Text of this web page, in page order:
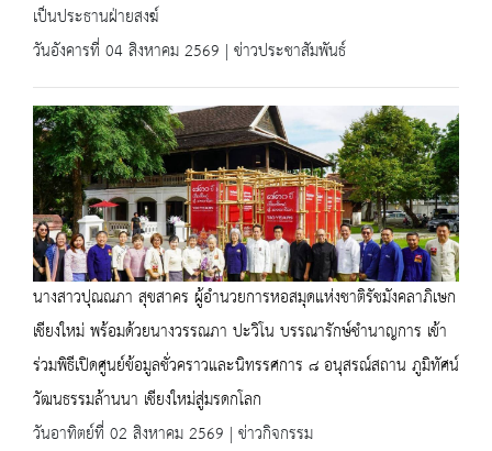
เป็นประธานฝ่ายสงฆ์
วันอังคารที่ 04 สิงหาคม 2569 | ข่าวประชาสัมพันธ์
นางสาวปุณณภา สุขสาคร ผู้อำนวยการหอสมุดแห่งชาติรัชมังคลาภิเษก
เชียงใหม่ พร้อมด้วยนางวรรณภา ปะวิโน บรรณารักษ์ชำนาญการ เข้า
ร่วมพิธีเปิดศูนย์ข้อมูลชั่วคราวและนิทรรศการ ๘ อนุสรณ์สถาน ภูมิทัศน์
วัฒนธรรมล้านนา เชียงใหม่สู่มรดกโลก
วันอาทิตย์ที่ 02 สิงหาคม 2569 | ข่าวกิจกรรม